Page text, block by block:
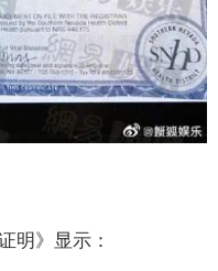
明》显示：